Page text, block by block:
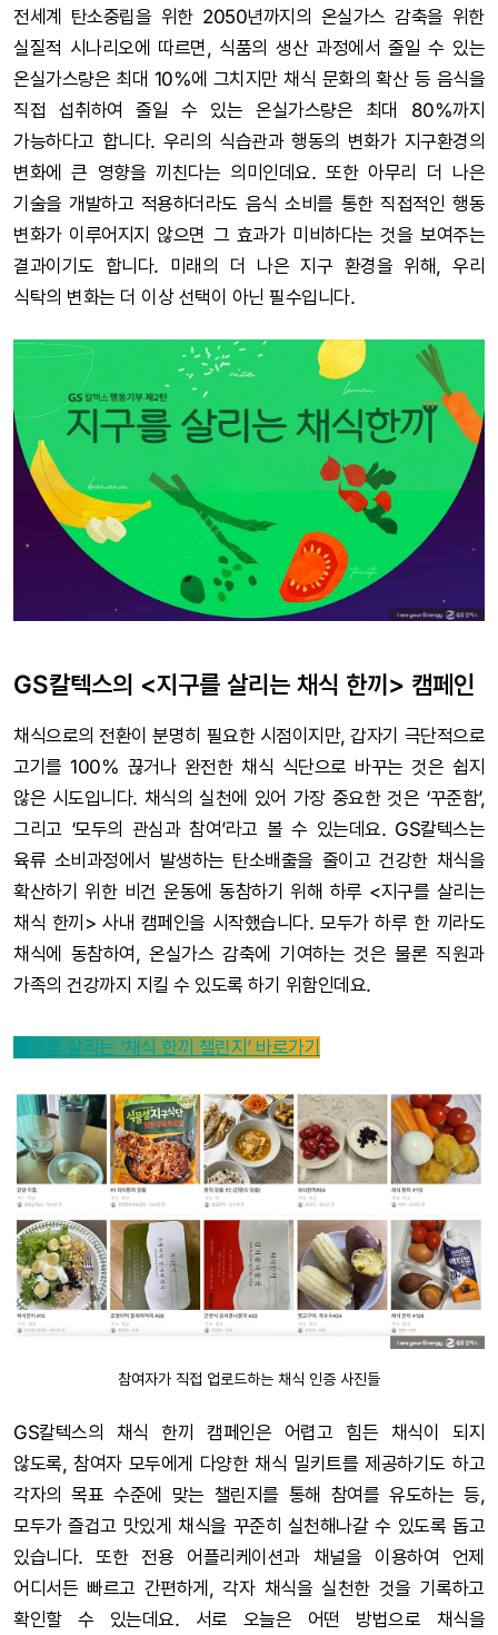
전세계 탄소중립을 위한 2050년까지의 온실가스 감축을 위한
실질적 시나리오에 따르면, 식품의 생산 과정에서 줄일 수 있는
온실가스량은 최대 10%에 그치지만 채식 문화의 확산 등 음식을
직접 섭취하여 줄일 수 있는 온실가스량은 최대 80%까지
가능하다고 합니다. 우리의 식습관과 행동의 변화가 지구환경의
변화에 큰 영향을 끼친다는 의미인데요. 또한 아무리 더 나은
기술을 개발하고 적용하더라도 음식 소비를 통한 직접적인 행동
변화가 이루어지지 않으면 그 효과가 미비하다는 것을 보여주는
결과이기도 합니다. 미래의 더 나은 지구 환경을 위해, 우리
식탁의 변화는 더 이상 선택이 아닌 필수입니다.
GS칼텍스의 <지구를 살리는 채식 한끼> 캠페인
채식으로의 전환이 분명히 필요한 시점이지만, 갑자기 극단적으로
고기를 100% 끊거나 완전한 채식 식단으로 바꾸는 것은 쉽지
않은 시도입니다. 채식의 실천에 있어 가장 중요한 것은 ‘꾸준함’,
그리고 ‘모두의 관심과 참여’라고 볼 수 있는데요. GS칼텍스는
육류 소비과정에서 발생하는 탄소배출을 줄이고 건강한 채식을
확산하기 위한 비건 운동에 동참하기 위해 하루 <지구를 살리는
채식 한끼> 사내 캠페인을 시작했습니다. 모두가 하루 한 끼라도
채식에 동참하여, 온실가스 감축에 기여하는 것은 물론 직원과
가족의 건강까지 지킬 수 있도록 하기 위함인데요.
지구를 살리는 ‘채식 한끼 챌린지’ 바로가기
참여자가 직접 업로드하는 채식 인증 사진들
GS칼텍스의 채식 한끼 캠페인은 어렵고 힘든 채식이 되지
않도록, 참여자 모두에게 다양한 채식 밀키트를 제공하기도 하고
각자의 목표 수준에 맞는 챌린지를 통해 참여를 유도하는 등,
모두가 즐겁고 맛있게 채식을 꾸준히 실천해나갈 수 있도록 돕고
있습니다. 또한 전용 어플리케이션과 채널을 이용하여 언제
어디서든 빠르고 간편하게, 각자 채식을 실천한 것을 기록하고
확인할 수 있는데요. 서로 오늘은 어떤 방법으로 채식을